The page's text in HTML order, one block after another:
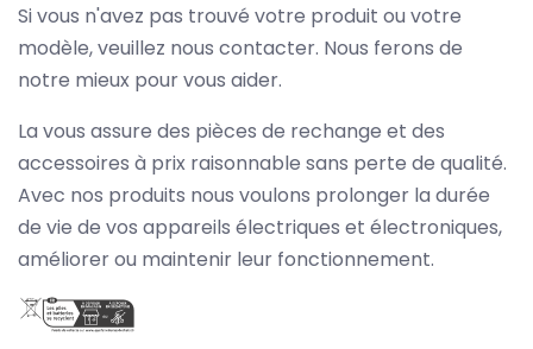
Si vous n'avez pas trouvé votre produit ou votre
modèle, veuillez nous contacter. Nous ferons de
notre mieux pour vous aider.
La vous assure des pièces de rechange et des
accessoires à prix raisonnable sans perte de qualité.
Avec nos produits nous voulons prolonger la durée
de vie de vos appareils électriques et électroniques,
améliorer ou maintenir leur fonctionnement.